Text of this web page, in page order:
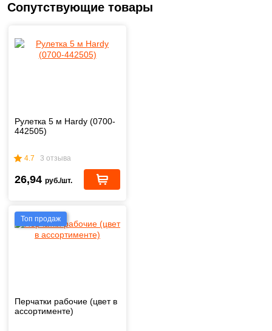
Сопутствующие товары
Рулетка 5 м Hardy (0700-
442505)
4.7 3 отзыва
26,94 руб./шт.
Топ продаж
Перчатки рабочие (цвет в
ассортименте)